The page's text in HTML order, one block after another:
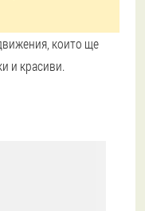
които ще
и красиви.